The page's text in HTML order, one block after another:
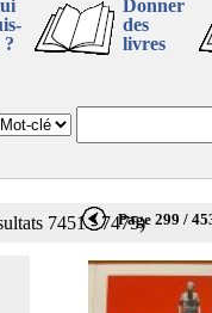
?
Donner
des
livres
7451 - 7475)Page 299 /